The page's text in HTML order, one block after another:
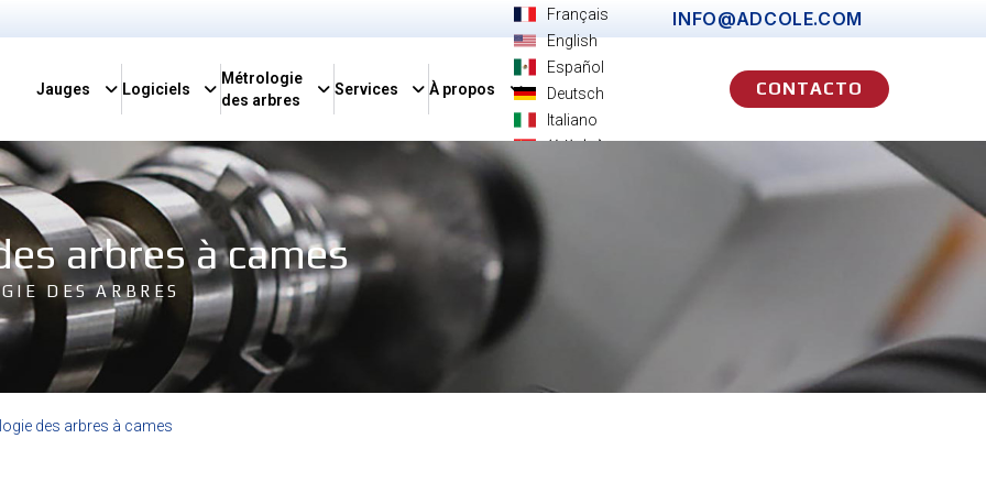
Français
English
Español
Deutsch
Italiano
简体中文
INFO@ADCOLE.COM
Jauges Logiciels
Métrologie
des arbres
Services À propos CONTACTO
arbres à cames
DES ARBRES
des arbres à cames